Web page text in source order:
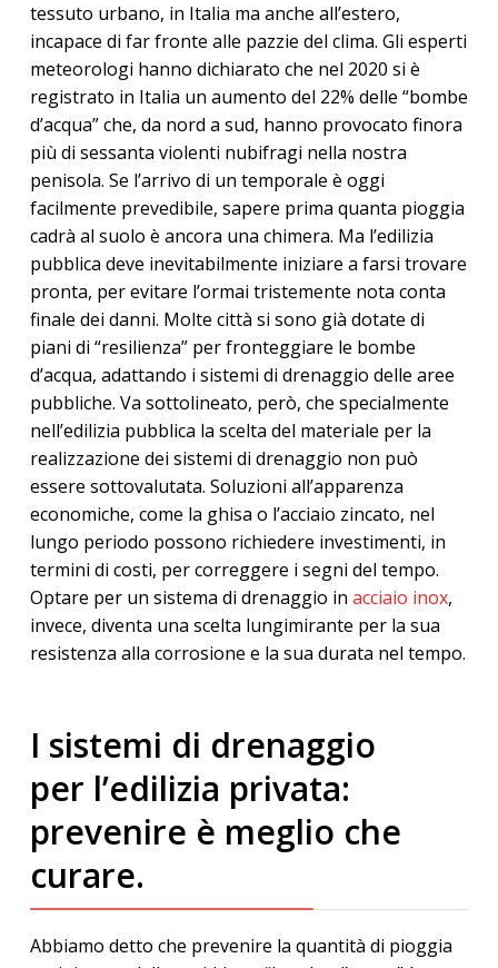
tessuto urbano, in Italia ma anche all’estero,
incapace di far fronte alle pazzie del clima. Gli esperti
meteorologi hanno dichiarato che nel 2020 si è
registrato in Italia un aumento del 22% delle “bombe
d’acqua” che, da nord a sud, hanno provocato finora
più di sessanta violenti nubifragi nella nostra
penisola. Se l’arrivo di un temporale è oggi
facilmente prevedibile, sapere prima quanta pioggia
cadrà al suolo è ancora una chimera. Ma l’edilizia
pubblica deve inevitabilmente iniziare a farsi trovare
pronta, per evitare l’ormai tristemente nota conta
finale dei danni. Molte città si sono già dotate di
piani di “resilienza” per fronteggiare le bombe
d’acqua, adattando i sistemi di drenaggio delle aree
pubbliche. Va sottolineato, però, che specialmente
nell’edilizia pubblica la scelta del materiale per la
realizzazione dei sistemi di drenaggio non può
essere sottovalutata. Soluzioni all’apparenza
economiche, come la ghisa o l’acciaio zincato, nel
lungo periodo possono richiedere investimenti, in
termini di costi, per correggere i segni del tempo.
Optare per un sistema di drenaggio in acciaio inox,
invece, diventa una scelta lungimirante per la sua
resistenza alla corrosione e la sua durata nel tempo.
I sistemi di drenaggio
per l’edilizia privata:
prevenire è meglio che
curare.
Abbiamo detto che prevenire la quantità di pioggia